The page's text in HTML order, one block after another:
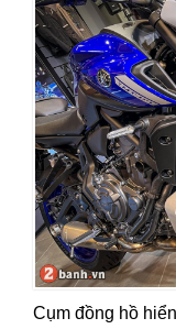
Cụm đồng hồ